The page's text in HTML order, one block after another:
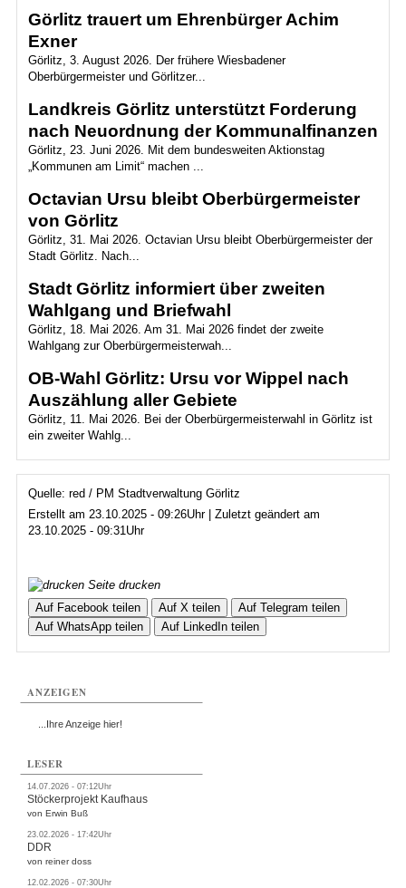
Görlitz trauert um Ehrenbürger Achim
Exner
Görlitz, 3. August 2026. Der frühere Wiesbadener
Oberbürgermeister und Görlitzer...
Landkreis Görlitz unterstützt Forderung
nach Neuordnung der Kommunalfinanzen
Görlitz, 23. Juni 2026. Mit dem bundesweiten Aktionstag
„Kommunen am Limit“ machen ...
Octavian Ursu bleibt Oberbürgermeister
von Görlitz
Görlitz, 31. Mai 2026. Octavian Ursu bleibt Oberbürgermeister der
Stadt Görlitz. Nach...
Stadt Görlitz informiert über zweiten
Wahlgang und Briefwahl
Görlitz, 18. Mai 2026. Am 31. Mai 2026 findet der zweite
Wahlgang zur Oberbürgermeisterwah...
OB-Wahl Görlitz: Ursu vor Wippel nach
Auszählung aller Gebiete
Görlitz, 11. Mai 2026. Bei der Oberbürgermeisterwahl in Görlitz ist
ein zweiter Wahlg...
Quelle: red / PM Stadtverwaltung Görlitz
Erstellt am 23.10.2025 - 09:26Uhr | Zuletzt geändert am
23.10.2025 - 09:31Uhr
Seite drucken
Auf Facebook teilen
Auf X teilen
Auf Telegram teilen
Auf WhatsApp teilen
Auf LinkedIn teilen
ANZEIGEN
...Ihre Anzeige hier!
LESER
14.07.2026 - 07:12Uhr
Stöckerprojekt Kaufhaus
von Erwin Buß
23.02.2026 - 17:42Uhr
DDR
von reiner doss
12.02.2026 - 07:30Uhr